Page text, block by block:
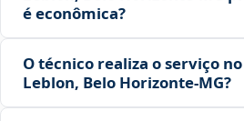
é econômica?
O técnico realiza o serviço
Leblon, Belo Horizonte‑MG?